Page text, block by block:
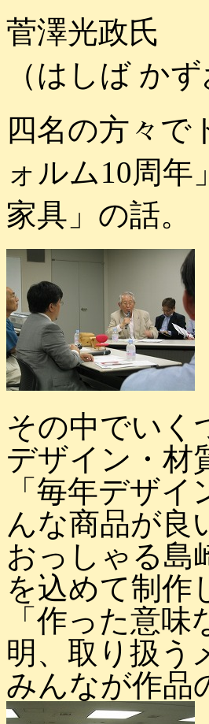
菅澤光政氏
（はしば か
四名の方々で
ォルム10周
家具」の話。
その中でいく
デザイン・材
「毎年デザ
んな商品が良
おっしゃる島
を込めて制作
「作った意
明、取り扱う
みんなが作品